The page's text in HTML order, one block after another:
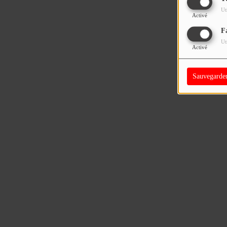
Activé
Activé